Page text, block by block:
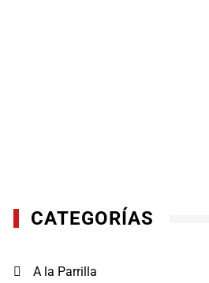
CATEGORÍAS
A la Parrilla